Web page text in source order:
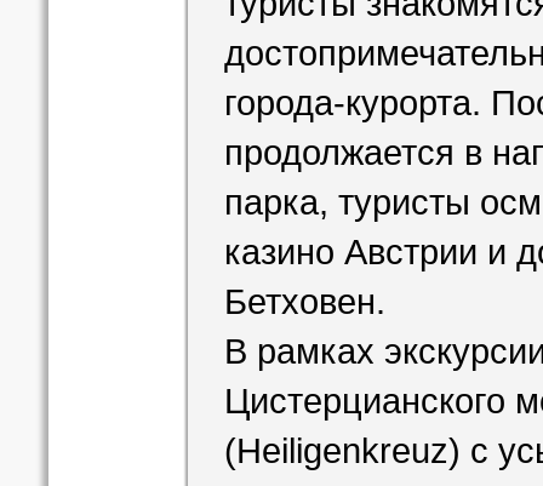
города-курорта.
продолжается в
парка, туристы
казино Австрии и
Бетховен.
В рамках
Цистерцианского
(Heiligenkreuz) с